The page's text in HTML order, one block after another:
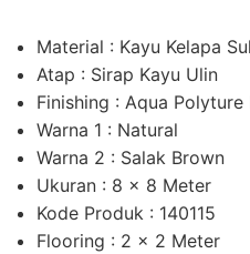
berdasarka
penilaian
pelanggan
Material : Kayu Kelapa
Atap : Sirap Kayu Ulin
Finishing : Aqua Polyture
Warna 1 : Natural
Warna 2 : Salak Brown
Ukuran : 8 x 8 Meter
Kode Produk : 140115
Flooring : 2 x 2 Meter